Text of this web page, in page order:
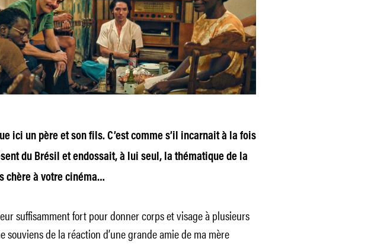
ici un père et son fils. C’est comme s’il incarnait à la fois
du Brésil et endossait, à lui seul, la thématique de la
chère à votre cinéma…
suffisamment fort pour donner corps et visage à plusieurs
souviens de la réaction d’une grande amie de ma mère